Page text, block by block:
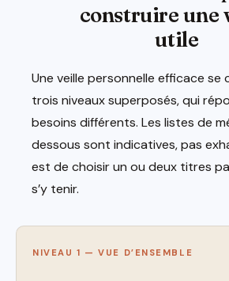
construire une
utile
Une veille personnelle efficace se
trois niveaux superposés, qui
besoins différents. Les listes de
dessous sont indicatives, pas
est de choisir un ou deux titres
s’y tenir.
NIVEAU 1 — VUE D’ENSEMBLE